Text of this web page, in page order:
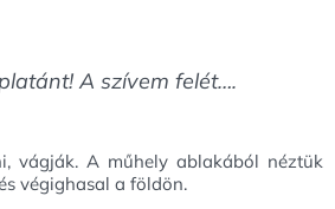
A szívem felét….
vágják. A műhely ablakából néztük
végighasal a földön.